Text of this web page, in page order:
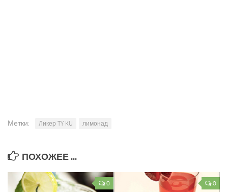
Метки: Ликер TY KU лимонад
ПОХОЖЕЕ ...
0 0